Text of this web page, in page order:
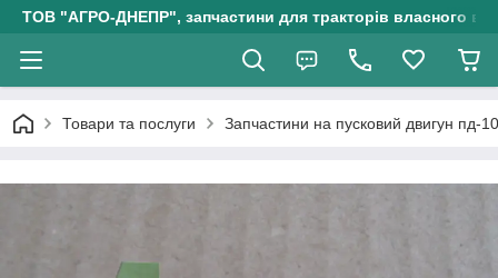
ТОВ "АГРО-ДНЕПР", запчастини для тракторів власного
Товари та послуги Запчастини на пусковий двигун пд-10